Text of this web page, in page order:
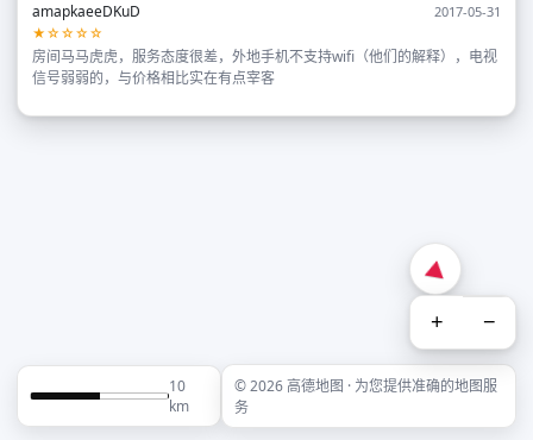
amapkaeeDKuD
2017-05-31
★☆☆☆☆
房间马马虎虎，服务态度很差，外地手机不支持wifi（他们的解释），电视
信号弱弱的，与价格相比实在有点宰客
+ −
10
km
© 2026 高德地图 · 为您提供准确的地图服
务